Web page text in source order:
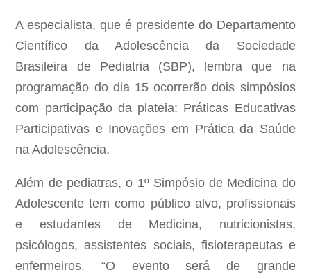
A especialista, que é presidente do Departamento
Científico da Adolescência da Sociedade
Brasileira de Pediatria (SBP), lembra que na
programação do dia 15 ocorrerão dois simpósios
com participação da plateia: Práticas Educativas
Participativas e Inovações em Prática da Saúde
na Adolescência.
Além de pediatras, o 1º Simpósio de Medicina do
Adolescente tem como público alvo, profissionais
e estudantes de Medicina, nutricionistas,
psicólogos, assistentes sociais, fisioterapeutas e
enfermeiros. “O evento será de grande